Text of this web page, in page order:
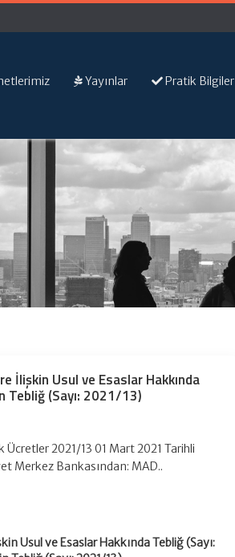
Yayınlar Pratik Bilgiler
İlişkin Usul ve Esaslar Hakkında
Tebliğ (Sayı: 2021/13)
2021/13 01 Mart 2021 Tarihli
Merkez Bankasından: MAD..
Usul ve Esaslar Hakkında Tebliğ (Sayı: